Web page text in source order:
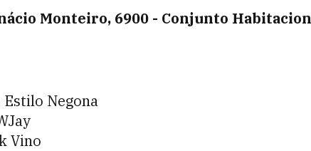
Monteiro, 6900 - Conjunto
Estilo Negona
Vino